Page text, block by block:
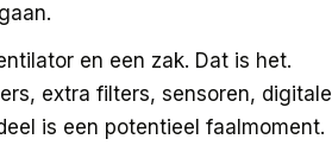
en een zak. Dat is het.
extra filters, sensoren, digitale
is een potentieel faalmoment.